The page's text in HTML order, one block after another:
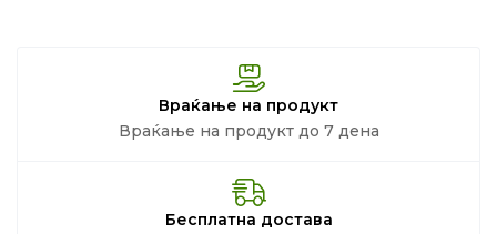
Враќање на продукт
Враќање на продукт до 7 дена
Бесплатна достава